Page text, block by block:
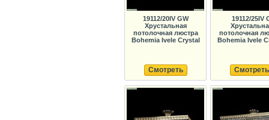
19112/20IV GW
Хрустальная
потолочная люстра
Bohemia Ivele Crystal
Смотреть
19112/25IV
потолочная
Bohemia Ivele
Смотреть